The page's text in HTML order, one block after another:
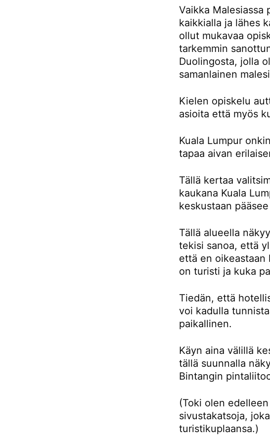
Vaikka Malesiassa
kaikkialla ja lähes
ollut mukavaa
tarkemmin
Duolingosta, jolla
samanlainen
Kielen opiskelu
asioita että myös
Kuala Lumpur
tapaa aivan
Tällä kertaa
kaukana Kuala
keskustaan
Tällä alueella
tekisi sanoa, että
että en oikeastaan
on turisti ja kuka
Tiedän, että
voi kadulla
paikallinen.
Käyn aina välillä
tällä suunnalla
Bintangin
(Toki olen
sivustakatsoja,
turistikuplaansa.)